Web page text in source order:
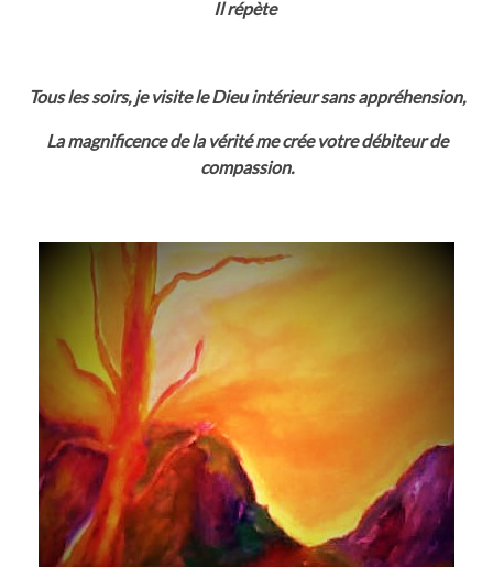
Il répète
Tous les soirs, je visite le Dieu intérieur sans appréhension,
La magnificence de la vérité me crée votre débiteur de
compassion.